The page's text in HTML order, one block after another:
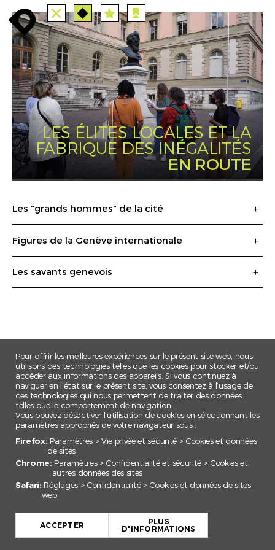
enroute enroute TOUTES station STATIONS
route PARCOURS event EVENTS agenda FILTRE
enroute INFO
+
close route angebote anreise
LES ÉLITES LOCALES ET LA
FABRIQUE DES INÉGALITÉS
EN ROUTE
Les "grands hommes" de la cité
Figures de la Genève internationale
Les savants genevois
Pour offrir les meilleures expériences sur le présent site web, nous
utilisons des technologies telles que les cookies pour stocker et/ou
accéder aux informations des appareils. Si vous continuez à
naviguer en l’état sur le présent site, vous consentez à l’usage de
ces technologies qui nous permettent de traiter des données
telles que le comportement de navigation.
Vous pouvez désactiver l'utilisation de cookies en sélectionnant les
paramètres appropriés de votre navigateur sous :
Firefox: Paramètres > Vie privée et sécurité > Cookies et données
de sites
Chrome: Paramètres > Confidentialité et sécurité > Cookies et
autres données des sites
Safari: Réglages > Confidentialité > Cookies et données de sites
web
ACCEPTER PLUS
D'INFORMATIONS